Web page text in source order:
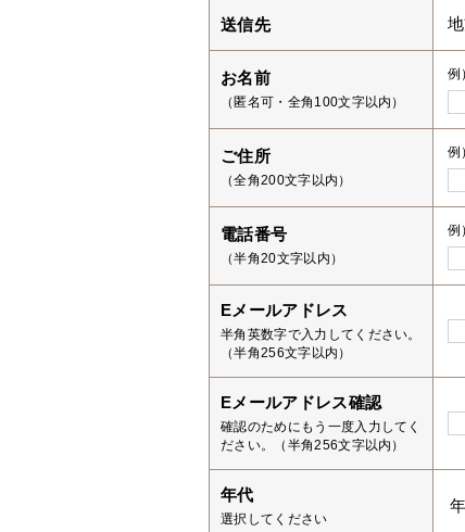
送信先
お名前
（匿名可・全角100文字以内）
例
ご住所
（全角200文字以内）
例
電話番号
（半角20文字以内）
例
Eメールアドレス
半角英数字で入力してください。
（半角256文字以内）
Eメールアドレス確認
確認のためにもう一度入力してく
ださい。（半角256文字以内）
年代
選択してください